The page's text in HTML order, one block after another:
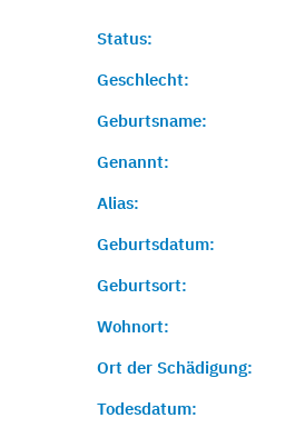
Status:
Geschlecht:
Geburtsname:
Genannt:
Alias:
Geburtsdatum:
Geburtsort:
Wohnort:
Ort der Schädigung:
Todesdatum: